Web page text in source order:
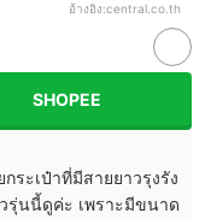
อ้างอิง:central.co.th
SHOPEE
ระเป๋าที่มีสายยาวรุงรัง
รุ่นนี้ดูค่ะ เพราะมีขนาด